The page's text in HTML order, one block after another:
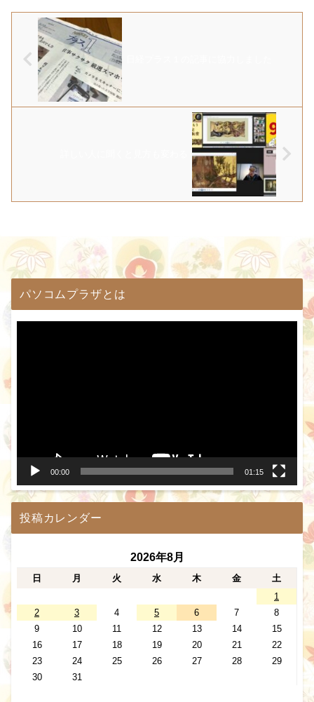
パソコムプラザとは
00:00 01:15
投稿カレンダー
2026年8月
日 月 火 水 木 金
土
1
2
3 4 5 6 7
8
9
10 11 12 13 14
15
16
17 18 19 20 21
22
23
24 25 26 27 28
29
30
31